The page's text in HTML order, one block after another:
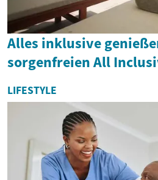
Alles inklusive
sorgenfreien All
LIFESTYLE